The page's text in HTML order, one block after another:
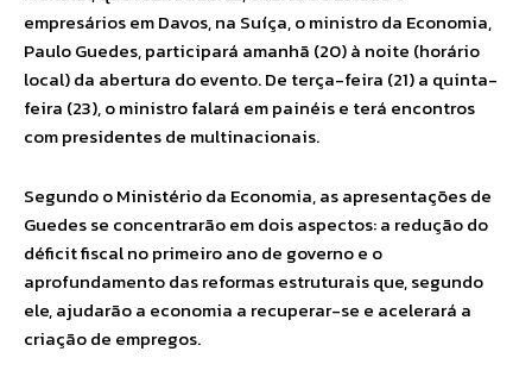
empresários em Davos, na Suíça, o ministro da Economia,
Paulo Guedes, participará amanhã (20) à noite (horário
local) da abertura do evento. De terça-feira (21) a quinta-
feira (23), o ministro falará em painéis e terá encontros
com presidentes de multinacionais.
Segundo o Ministério da Economia, as apresentações de
Guedes se concentrarão em dois aspectos: a redução do
déficit fiscal no primeiro ano de governo e o
aprofundamento das reformas estruturais que, segundo
ele, ajudarão a economia a recuperar-se e acelerará a
criação de empregos.